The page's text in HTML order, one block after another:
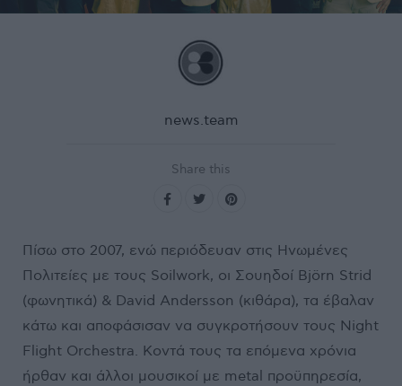
news.team
Share this
Πίσω στο 2007, ενώ περιόδευαν στις Ηνωμένες
Πολιτείες με τους Soilwork, οι Σουηδοί Björn Strid
(φωνητικά) & David Andersson (κιθάρα), τα έβαλαν
κάτω και αποφάσισαν να συγκροτήσουν τους Night
Flight Orchestra. Κοντά τους τα επόμενα χρόνια
ήρθαν και άλλοι μουσικοί με metal προϋπηρεσία,